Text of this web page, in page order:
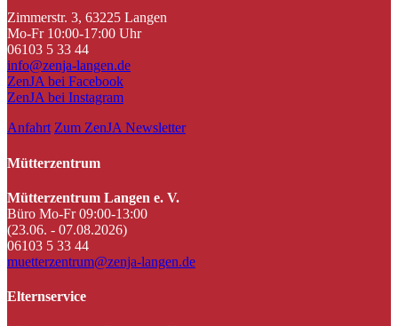
Zimmerstr. 3, 63225 Langen
Mo-Fr 10:00-17:00 Uhr
06103 5 33 44
info@zenja-langen.de
ZenJA bei Facebook
ZenJA bei Instagram
Anfahrt Zum ZenJA Newsletter
Mütterzentrum
Mütterzentrum Langen e. V.
Büro Mo-Fr 09:00-13:00
(23.06. - 07.08.2026)
06103 5 33 44
muetterzentrum@zenja-langen.de
Elternservice